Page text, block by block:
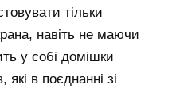
тільки
навіть не маючи
у собі домішки
в поєднанні зі